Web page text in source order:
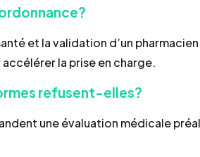
et la validation d’un
la prise en charge.
refusent-elles?
une évaluation médicale